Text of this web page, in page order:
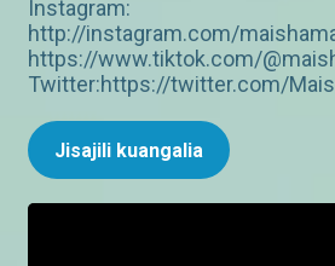
Instagram:
http://instagram.com/
https://www.tiktok.com/
Twitter:https://twitter.com/
Jisajili kuangalia